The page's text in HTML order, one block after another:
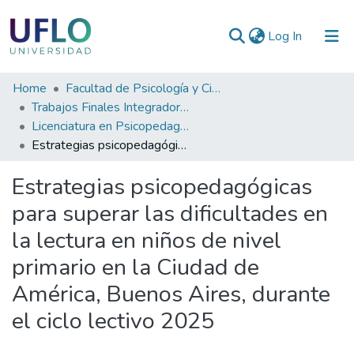
Log In (current)
Communities
&
Collections
Statistics
Home
Facultad de Psicología y Ciencias Sociales
Trabajos Finales Integradores (TFI) de Grado
Licenciatura en Psicopedagogía
Estrategias psicopedagógicas para superar las dificultades en la lectura en niños de nivel primario en la Ciudad de América, Buenos Aires, durante el ciclo lectivo 2025
Estrategias psicopedagógicas
para superar las dificultades en
la lectura en niños de nivel
primario en la Ciudad de
América, Buenos Aires, durante
el ciclo lectivo 2025